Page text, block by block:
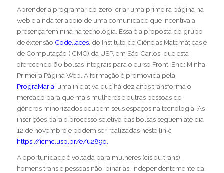
Aprender a programar do zero, criar uma primeira página na
web e ainda ter apoio de uma comunidade que incentiva a
presença feminina na tecnologia. Essa é a proposta do grupo
de extensão Code.laces, do Instituto de Ciências Matemáticas e
de Computação (ICMC) da USP, em São Carlos, que está
oferecendo 60 bolsas integrais para o curso Front-End: Minha
Primeira Página Web. A formação é promovida pela
PrograMaria , uma iniciativa que há dez anos transforma o
mercado para que mais mulheres e outras pessoas de
gêneros minorizados ocupem seus espaços na tecnologia. As
inscrições para o processo seletivo das bolsas seguem até dia
12 de novembro e podem ser realizadas neste link:
https://icmc.usp.br/e/u289o.
A oportunidade é voltada para mulheres (cis ou trans),
homens trans e pessoas não-binárias, independentemente da